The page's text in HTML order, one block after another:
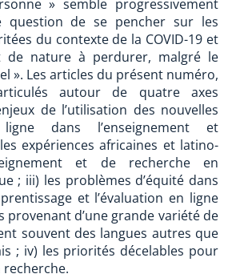
» semble progressivement
question de se pencher sur les
du contexte de la COVID-19 et
de nature à perdurer, malgré le
». Les articles du présent numéro,
autour de quatre axes
de l’utilisation des nouvelles
dans l’enseignement et
expériences africaines et latino-
et de recherche en
; iii) les problèmes d’équité dans
et l’évaluation en ligne
provenant d’une grande variété de
souvent des langues autres que
; iv) les priorités décelables pour
recherche.